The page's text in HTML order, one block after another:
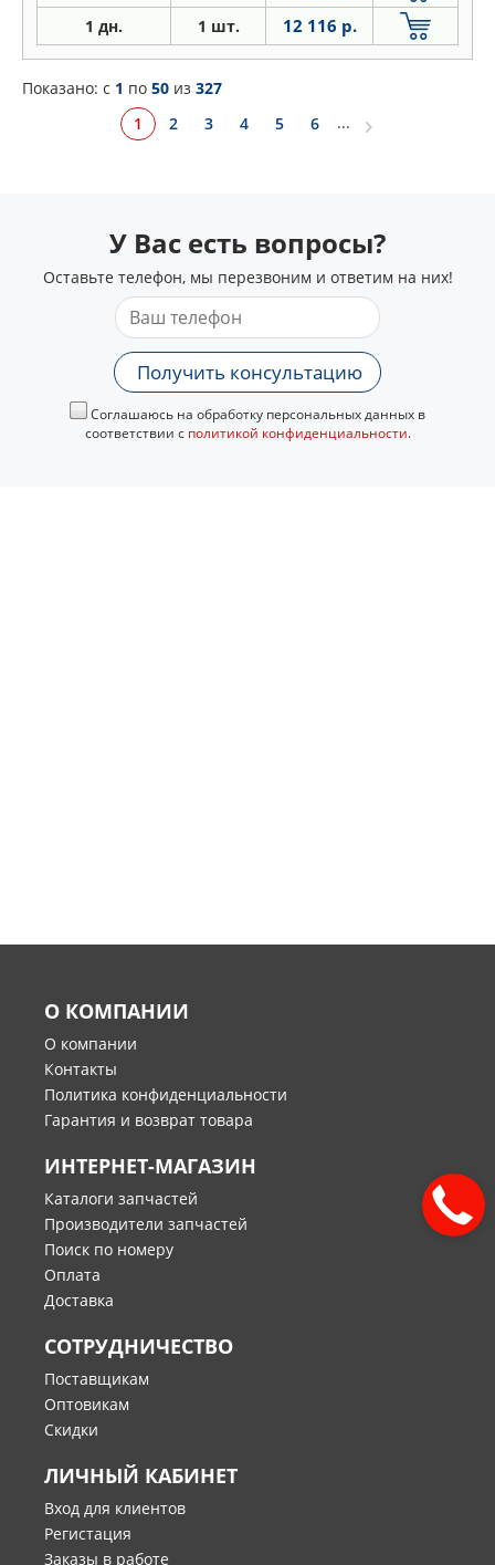
1 дн. 1 шт. 12 116 р.
Показано: c 1 по 50 из 327
1
2 3 4 5 6 ...
У Вас есть вопросы?
Оставьте телефон, мы перезвоним и ответим на них!
Получить консультацию
Соглашаюсь на обработку персональных данных в
соответствии с политикой конфиденциальности.
О КОМПАНИИ
О компании
Контакты
Политика конфиденциальности
Гарантия и возврат товара
ИНТЕРНЕТ-МАГАЗИН
Каталоги запчастей
Производители запчастей
Поиск по номеру
Оплата
Доставка
СОТРУДНИЧЕСТВО
Поставщикам
Оптовикам
Скидки
ЛИЧНЫЙ КАБИНЕТ
Вход для клиентов
Регистация
Заказы в работе